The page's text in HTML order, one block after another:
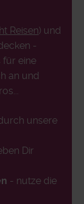
Reisen) und
-
für eine
an und
unsere
Dir
- nutze die